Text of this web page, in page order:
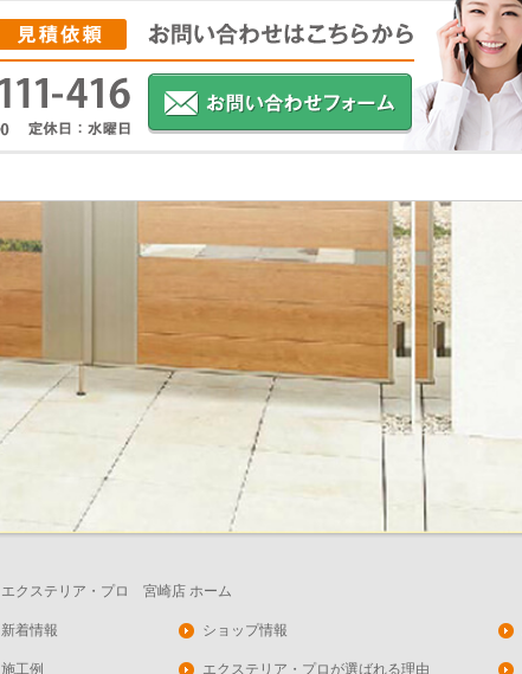
エクステリア・プロ 宮崎店 ホーム
新着情報
施工例
ショップ情報
エクステリア・プロが選ばれる理由